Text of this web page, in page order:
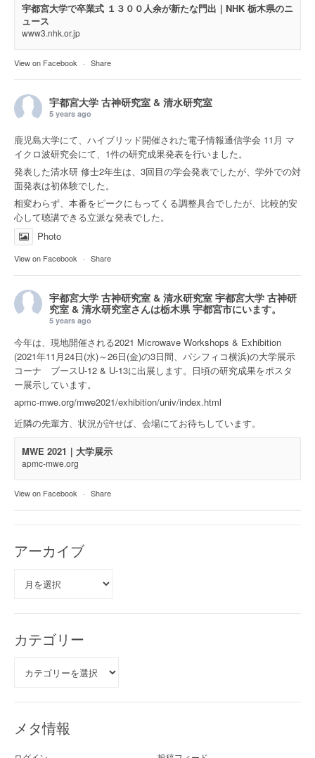
宇都宮大学で卒業式 １３００人余が新たな門出｜NHK 栃木県のニ
ュース
www3.nhk.or.jp
View on Facebook · Share
宇都宮大学 古神研究室 & 清水研究室
5 years ago
鹿児島大学にて、ハイブリッド開催された電子情報通信学会 11月 マ
イクロ波研究会にて、1件の研究成果発表を行いました。
発表した清水研 修士2年生は、3回目の学会発表でしたが、学外での対
面発表は初体験でした。
相変わらず、本番をピークにもってくる調整具合でしたが、比較的安
心して聴講できる立派な発表でした。
Photo
View on Facebook · Share
宇都宮大学 古神研究室 & 清水研究室 宇都宮大学 古神研
究室 & 清水研究室さんは栃木県 宇都宮市にいます。
5 years ago
今年は、現地開催される2021 Microwave Workshops & Exhibition
(2021年11月24日(水)～26日(金)の3日間、パシフィコ横浜)の大学展示
コーナ ブースU-12 & U-13に出展します。日頃の研究成果をポスタ
ー展示しています。
apmc-mwe.org/mwe2021/exhibition/univ/index.html
近隣の先輩方、状況が許せば、会場にてお待ちしています。
MWE 2021｜大学展示
apmc-mwe.org
View on Facebook · Share
アーカイブ
カテゴリー
メタ情報